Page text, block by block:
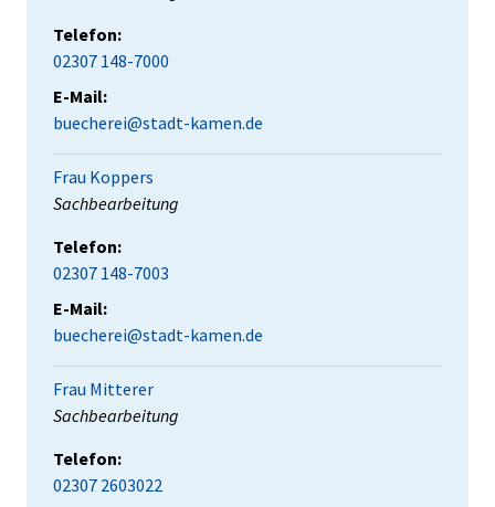
Telefon:
02307 148-7000
E-Mail:
buecherei@stadt-kamen.de
Frau Koppers
Position:
Sachbearbeitung
Telefon:
02307 148-7003
E-Mail:
buecherei@stadt-kamen.de
Frau Mitterer
Position:
Sachbearbeitung
Telefon:
02307 2603022